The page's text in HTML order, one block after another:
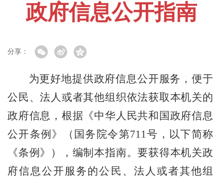
政府信息公开指南
分享：
为更好地提供政府信息公开服务，便于
公民、法人或者其他组织依法获取本机关的
政府信息，根据《中华人民共和国政府信息
公开条例》（国务院令第711号，以下简称
《条例》），编制本指南。要获得本机关政
府信息公开服务的公民、法人或者其他组